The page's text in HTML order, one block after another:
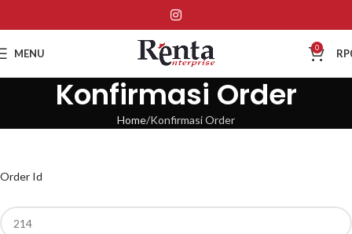
MENU 0 RP
Konfirmasi Order
Home Konfirmasi Order
Order Id